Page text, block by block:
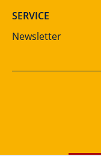
SERVICE
Newsletter